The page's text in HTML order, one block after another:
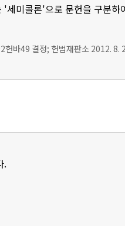
세미콜론'으로 문헌을 구분하
헌바49 결정; 헌법재판소 2012. 8.
.